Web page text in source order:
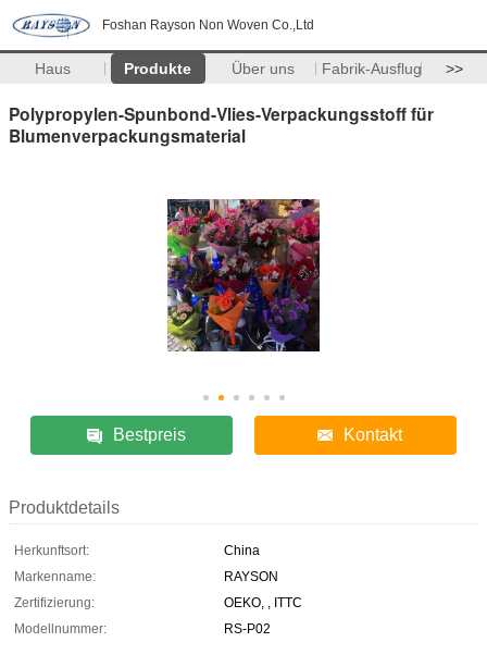
Foshan Rayson Non Woven Co.,Ltd
Haus Produkte Über uns Fabrik-Ausflug >>
Polypropylen-Spunbond-Vlies-Verpackungsstoff für
Blumenverpackungsmaterial
Bestpreis Kontakt
Produktdetails
Herkunftsort:
China
Markenname:
RAYSON
Zertifizierung:
OEKO, , ITTC
Modellnummer:
RS-P02